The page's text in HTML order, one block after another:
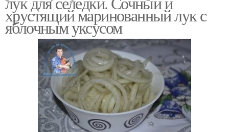
хрустящий маринованный лук с
яблочным уксусом